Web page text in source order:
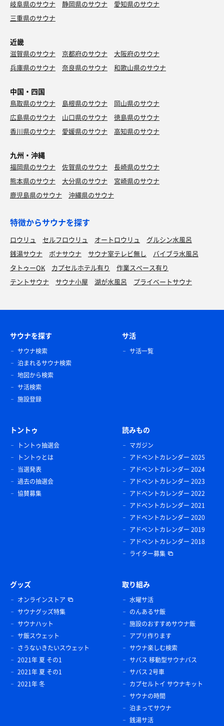
岐阜県のサウナ 静岡県のサウナ
愛知県のサウナ
三重県のサウナ
近畿
滋賀県のサウナ 京都府のサウナ
大阪府のサウナ
兵庫県のサウナ
奈良県のサウナ 和歌山県のサウナ
中国・四国
鳥取県のサウナ 島根県のサウナ
岡山県のサウナ
広島県のサウナ
山口県のサウナ
徳島県のサウナ
香川県のサウナ
愛媛県のサウナ 高知県のサウナ
九州・沖縄
福岡県のサウナ 佐賀県のサウナ
長崎県のサウナ
熊本県のサウナ
大分県のサウナ
宮崎県のサウナ
鹿児島県のサウナ
沖縄県のサウナ
特徴からサウナを探す
ロウリュ セルフロウリュ オートロウリュ
グルシン水風呂
銭湯サウナ
ボナサウナ サウナ室テレビ無し
バイブラ水風呂
タトゥーOK
カプセルホテル有り
作業スペース有り
テントサウナ
サウナ小屋 湖が水風呂 プライベートサウナ
サウナを探す
サウナ検索
泊まれるサウナ検索
地図から検索
サ活検索
施設登録
サ活
サ活一覧
トントゥ
トントゥ抽選会
トントゥとは
当選発表
過去の抽選会
協賛募集
読みもの
マガジン
アドベントカレンダー 2025
アドベントカレンダー 2024
アドベントカレンダー 2023
アドベントカレンダー 2022
アドベントカレンダー 2021
アドベントカレンダー 2020
アドベントカレンダー 2019
アドベントカレンダー 2018
ライター募集
グッズ
オンラインストア
サウナグッズ特集
サウナハット
サ飯スウェット
さうないきたいスウェット
2021年 夏 その1
2021年 夏 その1
2021年 冬
取り組み
水曜サ活
のんあるサ飯
施設のおすすめサウナ飯
アプリ作ります
サウナ楽しむ検索
サバス 移動型サウナバス
サバス 2号車
カプセルトイ サウナキット
サウナの時間
泊まってサウナ
銭湯サ活